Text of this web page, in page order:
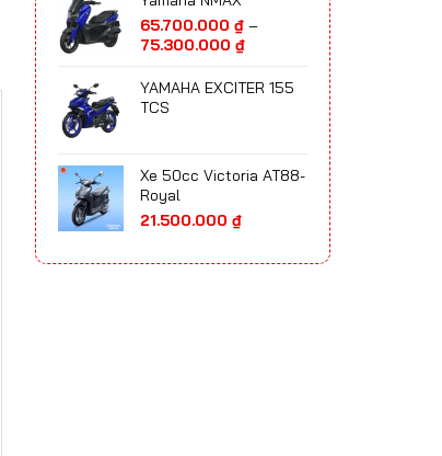
105.500.000 ₫
115.500.000 ₫
65.700.000 ₫ –
75.300.000 ₫Khoảng
từ
65.700.000 ₫
75.300.000 ₫
YAMAHA EXCITER 155
TCS
Xe 50cc Victoria AT88-
Royal
21.500.000 ₫